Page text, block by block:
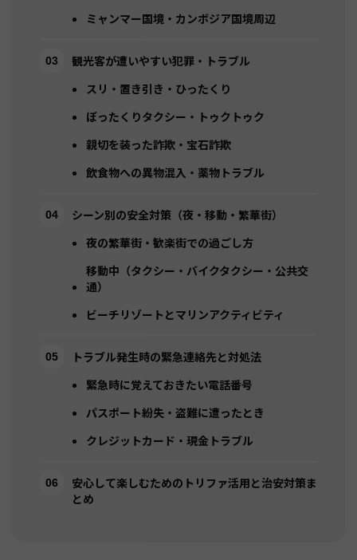
ミャンマー国境・カンボジア国境周辺
観光客が遭いやすい犯罪・トラブル
スリ・置き引き・ひったくり
ぼったくりタクシー・トゥクトゥク
親切を装った詐欺・宝石詐欺
飲食物への異物混入・薬物トラブル
シーン別の安全対策（夜・移動・繁華街）
夜の繁華街・歓楽街での過ごし方
移動中（タクシー・バイクタクシー・公共交
通）
ビーチリゾートとマリンアクティビティ
トラブル発生時の緊急連絡先と対処法
緊急時に覚えておきたい電話番号
パスポート紛失・盗難に遭ったとき
クレジットカード・現金トラブル
安心して楽しむためのトリファ活用と治安対策ま
とめ